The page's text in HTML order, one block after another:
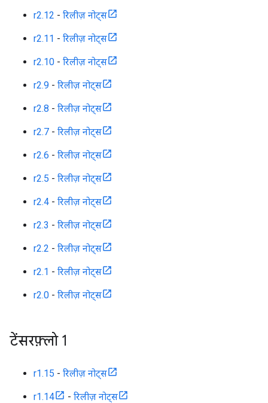
r2.12 - रिलीज़ नोट्स
r2.11 - रिलीज़ नोट्स
r2.10 - रिलीज़ नोट्स
r2.9 - रिलीज़ नोट्स
r2.8 - रिलीज़ नोट्स
r2.7 - रिलीज़ नोट्स
r2.6 - रिलीज़ नोट्स
r2.5 - रिलीज़ नोट्स
r2.4 - रिलीज़ नोट्स
r2.3 - रिलीज़ नोट्स
r2.2 - रिलीज़ नोट्स
r2.1 - रिलीज़ नोट्स
r2.0 - रिलीज़ नोट्स
टेंसरफ़्लो 1
r1.15 - रिलीज़ नोट्स
r1.14 - रिलीज़ नोट्स